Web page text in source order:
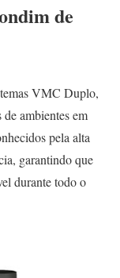
de
VMC Duplo,
de ambientes em
pela alta
garantindo que
durante todo o